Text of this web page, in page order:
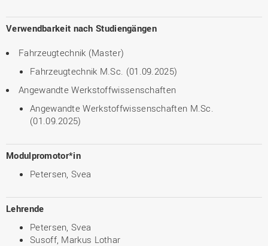
Verwendbarkeit nach Studiengängen
Fahrzeugtechnik (Master)
Fahrzeugtechnik M.Sc. (01.09.2025)
Angewandte Werkstoffwissenschaften
Angewandte Werkstoffwissenschaften M.Sc.
(01.09.2025)
Modulpromotor*in
Petersen, Svea
Lehrende
Petersen, Svea
Susoff, Markus Lothar